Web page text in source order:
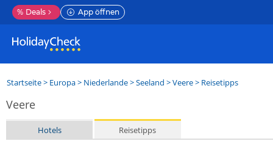
% Deals App öffnen
Startseite> Europa> Niederlande>Seeland >Veere> Reisetipps
Veere
Hotels Reisetipps